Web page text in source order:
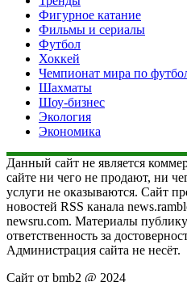
Фигурное катание
Фильмы и сериалы
Футбол
Хоккей
Чемпионат мира по
Шахматы
Шоу-бизнес
Экология
Экономика
Данный сайт не является
сайте ни чего не продают, ни
услуги не оказываются. Сайт
новостей RSS канала
newsru.com. Материалы
ответственность за
Администрация сайта не несёт.
Сайт от bmb2 @ 2024